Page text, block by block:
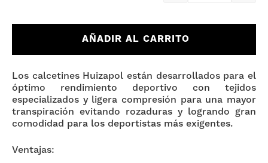
Los calcetines Huizapol están desarrollados para el
óptimo rendimiento deportivo con tejidos
especializados y ligera compresión para una mayor
transpiración evitando rozaduras y logrando gran
comodidad para los deportistas más exigentes.
Ventajas:
AÑADIR AL CARRITO